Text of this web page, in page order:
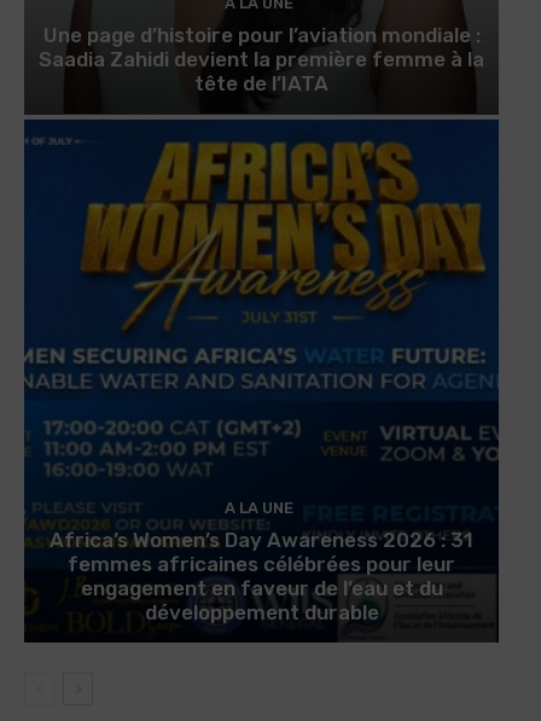
Une page d’histoire pour l’aviation mondiale :
Saadia Zahidi devient la première femme à la
tête de l’IATA
A LA UNE
Africa’s Women’s Day Awareness 2026 : 31
femmes africaines célébrées pour leur
engagement en faveur de l’eau et du
développement durable